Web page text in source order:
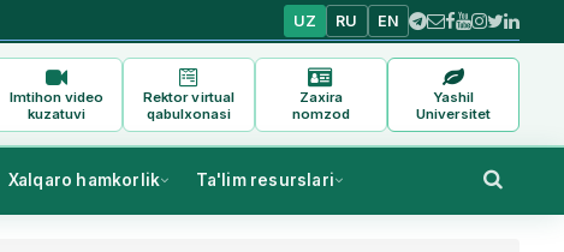
UZ RU EN
Imtihon video
kuzatuvi
Rektor virtual
qabulxonasi
Zaxira
nomzod
Yashil
Universitet
Xalqaro hamkorlik Ta'lim resurslari